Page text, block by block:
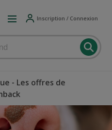
Inscription / Connexion
- Les offres de